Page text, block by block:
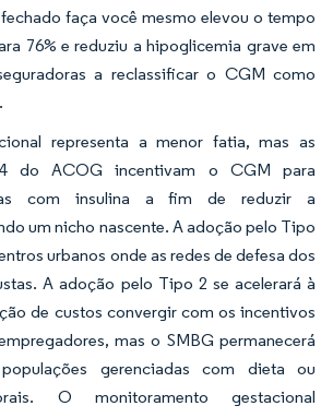
faça você mesmo elevou o tempo
76% e reduziu a hipoglicemia grave em
a reclassificar o CGM como
representa a menor fatia, mas as
do ACOG incentivam o CGM para
com insulina a fim de reduzir a
um nicho nascente. A adoção pelo Tipo
urbanos onde as redes de defesa dos
A adoção pelo Tipo 2 se acelerará à
de custos convergir com os incentivos
mas o SMBG permanecerá
gerenciadas com dieta ou
O monitoramento gestacional